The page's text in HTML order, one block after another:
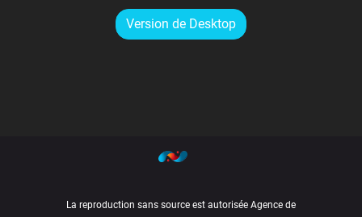
Version de Desktop
La reproduction sans source est autorisée Agence de